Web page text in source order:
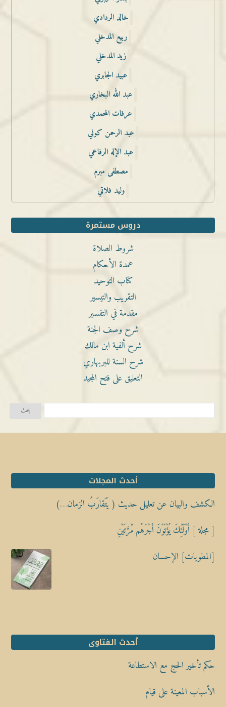
خالد الردادي
ربيع المدخلي
زيد المدخلي
عبيد الجابري
عبد الله البخاري
عرفات المحمدي
عبد الرحمن كوني
عبد الإله الرفاعي
مصطفى مبرم
وليد فلاتي
دروس مستمرة
شروط الصلاة
عمدة الأحكام
كتاب التوحيد
التقريب والتيسير
مقدمة في التفسير
شرح وصف الجنة
شرح ألفية ابن مالك
شرح السنة للبربهاري
التعليق على فتح المجيد
أحدث المجلات
الكشف والبيان عن تعليل حديث ( يَتَقارَبُ الزمان…)
[ مجلة ] أُوْلَٰٓئِكَ يُؤْتَوْنَ أَجْرَهُم مَّرَّتَيْنِ
[المطويات] الإحسان
أحدث الفتاوى
حكم تأخير الحج مع الاستطاعة
الأسباب المعينة على قيام